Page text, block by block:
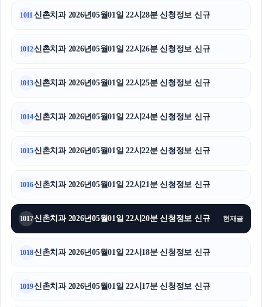
1011신촌치과 2026년05월01일 22시28분 신청정보 신규
1012신촌치과 2026년05월01일 22시26분 신청정보 신규
1013신촌치과 2026년05월01일 22시25분 신청정보 신규
1014신촌치과 2026년05월01일 22시24분 신청정보 신규
1015신촌치과 2026년05월01일 22시22분 신청정보 신규
1016신촌치과 2026년05월01일 22시21분 신청정보 신규
1017신촌치과 2026년05월01일 22시20분 신청정보 신규 현재글
1018신촌치과 2026년05월01일 22시18분 신청정보 신규
1019신촌치과 2026년05월01일 22시17분 신청정보 신규